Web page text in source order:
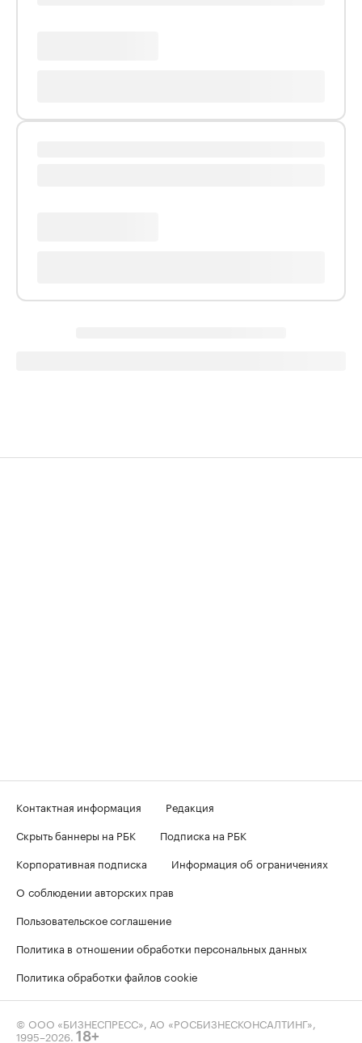
Контактная информация
Редакция
Скрыть баннеры на РБК
Подписка на РБК
Корпоративная подписка
Информация об ограничениях
О соблюдении авторских прав
Пользовательское соглашение
Политика в отношении обработки персональных данных
Политика обработки файлов cookie
© ООО «БИЗНЕСПРЕСС», АО «РОСБИЗНЕСКОНСАЛТИНГ»,
1995–2026. 18+